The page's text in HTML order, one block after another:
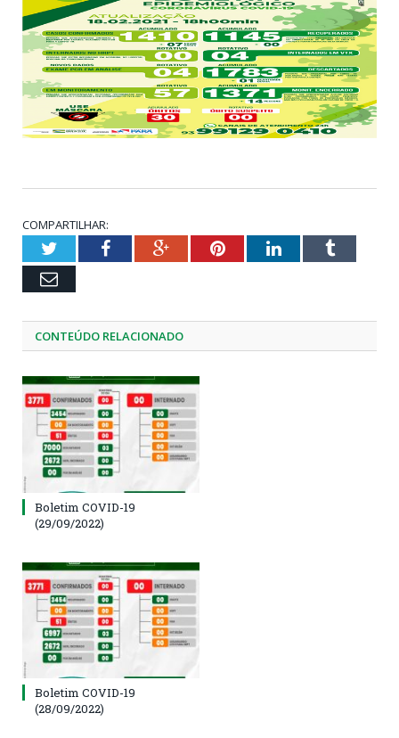
COMPARTILHAR:
TwitterFacebookGoogle+PinterestLinkedInTumblr
Email
CONTEÚDO RELACIONADO
Boletim COVID-19
(29/09/2022)
Boletim COVID-19
(28/09/2022)